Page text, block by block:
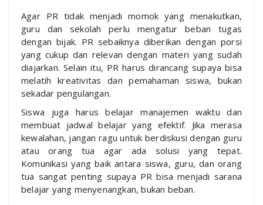
Agar PR tidak menjadi momok yang menakutkan,
guru dan sekolah perlu mengatur beban tugas
dengan bijak. PR sebaiknya diberikan dengan porsi
yang cukup dan relevan dengan materi yang sudah
diajarkan. Selain itu, PR harus dirancang supaya bisa
melatih kreativitas dan pemahaman siswa, bukan
sekadar pengulangan.
Siswa juga harus belajar manajemen waktu dan
membuat jadwal belajar yang efektif. Jika merasa
kewalahan, jangan ragu untuk berdiskusi dengan guru
atau orang tua agar ada solusi yang tepat.
Komunikasi yang baik antara siswa, guru, dan orang
tua sangat penting supaya PR bisa menjadi sarana
belajar yang menyenangkan, bukan beban.